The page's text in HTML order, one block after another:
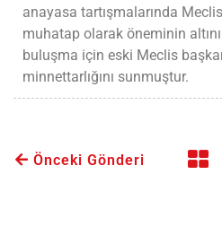
anayasa tartışmalarında
muhatap olarak öneminin
buluşma için eski Meclis
minnettarlığını sunmuştur.
Önceki Gönderi